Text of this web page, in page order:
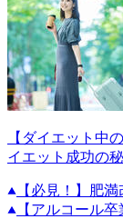
【ダイエット中
イエット成功の
【必見！】肥
【アルコール